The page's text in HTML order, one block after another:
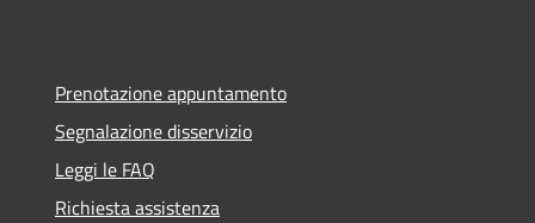
Prenotazione appuntamento
Segnalazione disservizio
Leggi le FAQ
Richiesta assistenza